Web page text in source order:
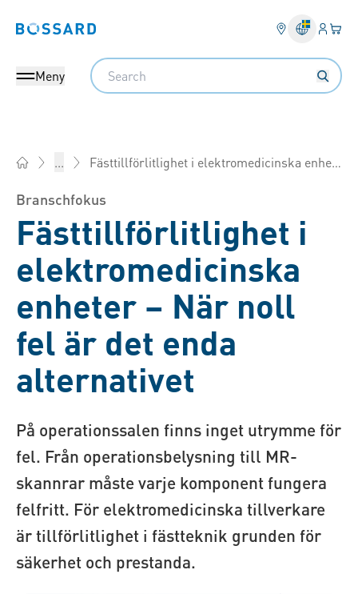
Bossard homepage Din
Meny
Search
... Fästtillförlitlighet i elektromedicinska enheter
Branschfokus
Fästtillförlitlighet i
elektromedicinska
enheter – När noll
fel är det enda
alternativet
På operationssalen finns inget utrymme för
fel. Från operationsbelysning till MR-
skannrar måste varje komponent fungera
felfritt. För elektromedicinska tillverkare
är tillförlitlighet i fästteknik grunden för
säkerhet och prestanda.